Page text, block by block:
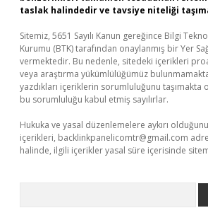
taslak halindedir ve tavsiye niteliği
Sitemiz, 5651 Sayılı Kanun gereğince Bilgi
Kurumu (BTK) tarafından onaylanmış bir Yer
vermektedir. Bu nedenle, sitedeki içerikleri
veya araştırma yükümlülüğümüz
yazdıkları içeriklerin sorumluluğunu taşımakta
bu sorumluluğu kabul etmiş sayılırlar.
Hukuka ve yasal düzenlemelere aykırı
içerikleri, backlinkpanelicomtr@gmail.com
halinde, ilgili içerikler yasal süre içerisinde